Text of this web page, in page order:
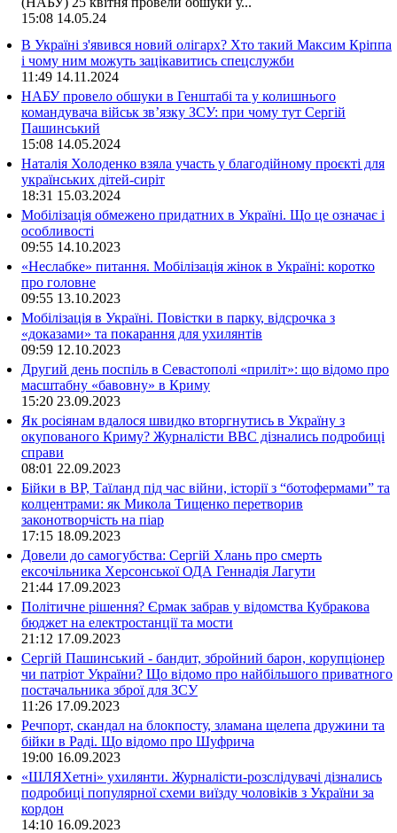
15:08 14.05.24
В Україні з'явився новий олігарх? Хто такий Максим Кріппа
і чому ним можуть зацікавитись спецслужби
11:49 14.11.2024
НАБУ провело обшуки в Генштабі та у колишнього
командувача військ зв’язку ЗСУ: при чому тут Сергій
Пашинський
15:08 14.05.2024
Наталія Холоденко взяла участь у благодійному проєкті для
українських дітей-сиріт
18:31 15.03.2024
Мобілізація обмежено придатних в Україні. Що це означає і
особливості
09:55 14.10.2023
«Неслабке» питання. Мобілізація жінок в Україні: коротко
про головне
09:55 13.10.2023
Мобілізація в Україні. Повістки в парку, відсрочка з
«доказами» та покарання для ухилянтів
09:59 12.10.2023
Другий день поспіль в Севастополі «приліт»: що відомо про
масштабну «бавовну» в Криму
15:20 23.09.2023
Як росіянам вдалося швидко вторгнутись в Україну з
окупованого Криму? Журналісти ВВС дізнались подробиці
справи
08:01 22.09.2023
Бійки в ВР, Таїланд під час війни, історії з “ботофермами” та
колцентрами: як Микола Тищенко перетворив
законотворчість на піар
17:15 18.09.2023
Довели до самогубства: Сергій Хлань про смерть
ексочільника Херсонської ОДА Геннадія Лагути
21:44 17.09.2023
Політичне рішення? Єрмак забрав у відомства Кубракова
бюджет на електростанції та мости
21:12 17.09.2023
Сергій Пашинський - бандит, збройний барон, корупціонер
чи патріот України? Що відомо про найбільшого приватного
постачальника зброї для ЗСУ
11:26 17.09.2023
Речпорт, скандал на блокпосту, зламана щелепа дружини та
бійки в Раді. Що відомо про Шуфрича
19:00 16.09.2023
«ШЛЯХетні» ухилянти. Журналісти-розслідувачі дізнались
подробиці популярної схеми виїзду чоловіків з України за
кордон
14:10 16.09.2023